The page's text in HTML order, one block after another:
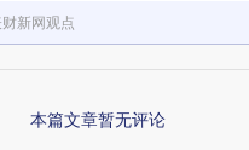
新网观点
本篇文章暂无评论